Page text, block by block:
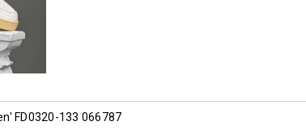
FD0320-133 066787